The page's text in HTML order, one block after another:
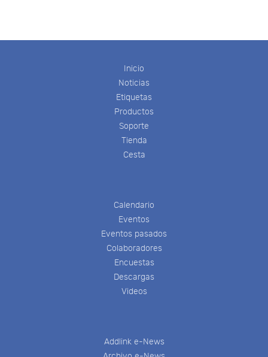
Inicio
Noticias
Etiquetas
Productos
Soporte
Tienda
Cesta
Calendario
Eventos
Eventos pasados
Colaboradores
Encuestas
Descargas
Videos
Addlink e-News